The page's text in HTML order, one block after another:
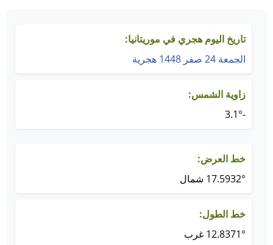
تاريخ اليوم هجري في موريتانيا:
الجمعة 24 صفر 1448 هجرية
زاوية الشمس:
-3.1°
خط العرض:
17.5932° شمال
خط الطول:
12.8371° غرب